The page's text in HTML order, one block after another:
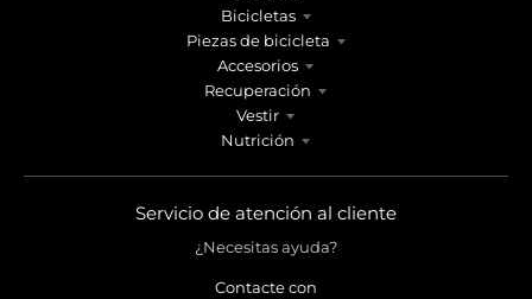
Bicicletas
Piezas de bicicleta
Accesorios
Recuperación
Vestir
Nutrición
Servicio de atención al cliente
¿Necesitas ayuda?
Contacte con